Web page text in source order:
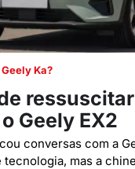
Geely Ka?
Geely EX2
conversas com a
tecnologia, mas a